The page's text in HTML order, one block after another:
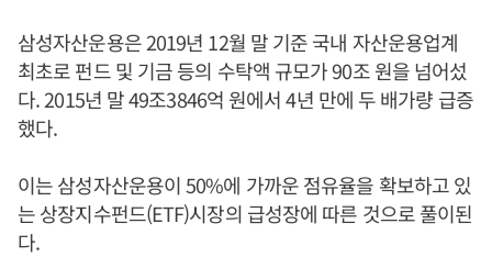
삼성자산운용은 2019년 12월 말 기준 국내 자산운용업계
최초로 펀드 및 기금 등의 수탁액 규모가 90조 원을 넘어섰
다. 2015년 말 49조3846억 원에서 4년 만에 두 배가량 급증
했다.
이는 삼성자산운용이 50%에 가까운 점유율을 확보하고 있
는 상장지수펀드(ETF)시장의 급성장에 따른 것으로 풀이된
다.